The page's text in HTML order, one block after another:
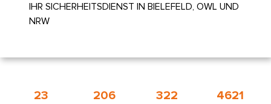
IHR SICHERHEITSDIENST IN BIELEFELD, OWL UND
NRW
23 206 322 4621